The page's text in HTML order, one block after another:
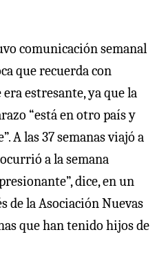
comunicación semanal
que recuerda con
estresante, ya que la
“está en otro país y
A las 37 semanas viajó a
a la semana
dice, en un
de la Asociación Nuevas
que han tenido hijos de